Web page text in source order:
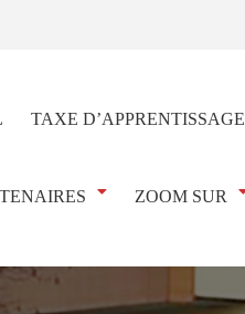
TAXE D’APPRENTISSAGE
ZOOM SUR